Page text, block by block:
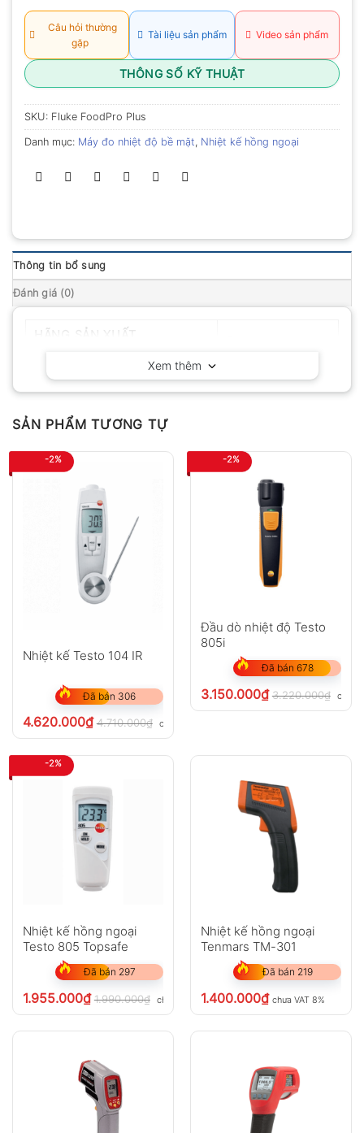
Câu hỏi thường
gặp
Tài liệu sản phẩm Video sản phẩm
THÔNG SỐ KỸ THUẬT
SKU: Fluke FoodPro Plus
Danh mục: Máy đo nhiệt độ bề mặt, Nhiệt kế hồng ngoại
Thông tin bổ sung
Đánh giá (0)
Xem thêm
SẢN PHẨM TƯƠNG TỰ
-2%
Nhiệt kế Testo 104 IR
Đã bán 306
4.620.000₫ 4.710.000₫ chưa VAT 8%
-2%
Đầu dò nhiệt độ Testo
805i
Đã bán 678
3.150.000₫ 3.220.000₫ chưa
-2%
Nhiệt kế hồng ngoại
Testo 805 Topsafe
Đã bán 297
1.955.000₫ 1.990.000₫ chưa VAT 8%
Nhiệt kế hồng ngoại
Tenmars TM-301
Đã bán 219
1.400.000₫ chưa VAT 8%